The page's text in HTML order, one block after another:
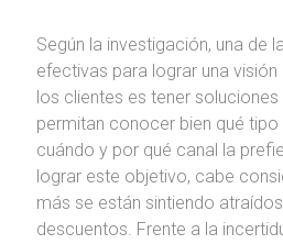
Según la investigación, una de
efectivas para lograr una
los clientes es tener
permitan conocer bien qué
cuándo y por qué canal la
lograr este objetivo, cabe
más se están sintiendo
descuentos. Frente a la